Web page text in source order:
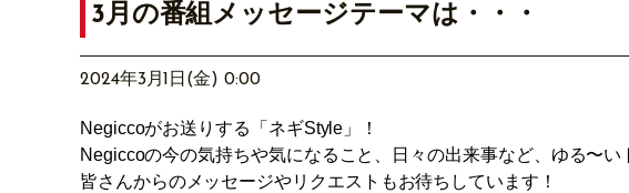
3月の番組メッセージテーマは・・・
2024年3月1日(金) 0:00
Negiccoがお送りする「ネギStyle」！
Negiccoの今の気持ちや気になること、日々の出来事など、ゆる〜
皆さんからのメッセージやリクエストもお待ちしています！